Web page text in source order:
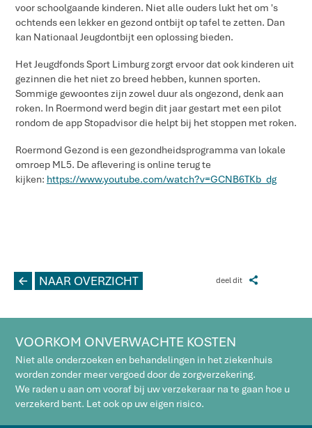
voor schoolgaande kinderen. Niet alle ouders lukt het om 's
ochtends een lekker en gezond ontbijt op tafel te zetten. Dan
kan Nationaal Jeugdontbijt een oplossing bieden.
Het Jeugdfonds Sport Limburg zorgt ervoor dat ook kinderen uit
gezinnen die het niet zo breed hebben, kunnen sporten.
Sommige gewoontes zijn zowel duur als ongezond, denk aan
roken. In Roermond werd begin dit jaar gestart met een pilot
rondom de app Stopadvisor die helpt bij het stoppen met roken.
Roermond Gezond is een gezondheidsprogramma van lokale
omroep ML5. De aflevering is online terug te
kijken: https://www.youtube.com/watch?v=GCNB6TKb_dg
deel dit Z
L NAAR OVERZICHT
VOORKOM ONVERWACHTE KOSTEN
Niet alle onderzoeken en behandelingen in het ziekenhuis
worden zonder meer vergoed door de zorgverzekering.
We raden u aan om vooraf bij uw verzekeraar na te gaan hoe u
verzekerd bent. Let ook op uw eigen risico.